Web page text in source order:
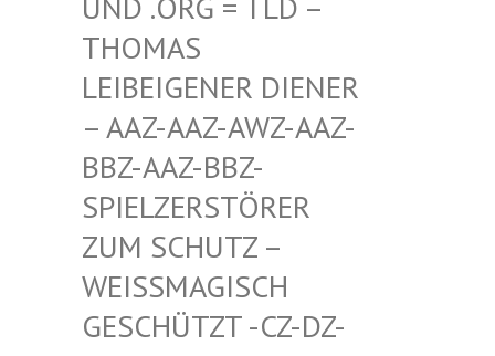
OMAS LE
IBEIGENER DIENER –
AAZ-AAZ-AWZ-AAZ-BB
Z-AAZ-BBZ-SP
IELZERSTÖRER ZU
M SCHUTZ – WE
ISSMAGISCH GES
CHÜTZT -CZ-DZ-ZZ-